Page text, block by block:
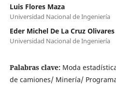
Luis Flores Maza
Universidad Nacional de Ingeniería
Eder Michel De La Cruz Olivares
Universidad Nacional de Ingeniería
Palabras clave: Moda
de camiones/ Minería/